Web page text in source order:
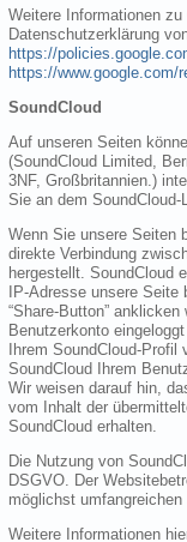
Weitere Informationen
Datenschutzerklärung
https://
https://www.google.com/
SoundCloud
Auf unseren Seiten
(SoundCloud Limited,
3NF, Großbritannien.)
Sie an dem SoundCloud-
Wenn Sie unsere Seiten
direkte Verbindung
hergestellt. SoundCloud
IP-Adresse unsere Seite
“Share-Button”
Benutzerkonto
Ihrem SoundCloud-
SoundCloud Ihrem
Wir weisen darauf hin,
vom Inhalt der
SoundCloud erhalten.
Die Nutzung von
DSGVO. Der
möglichst
Weitere Informationen